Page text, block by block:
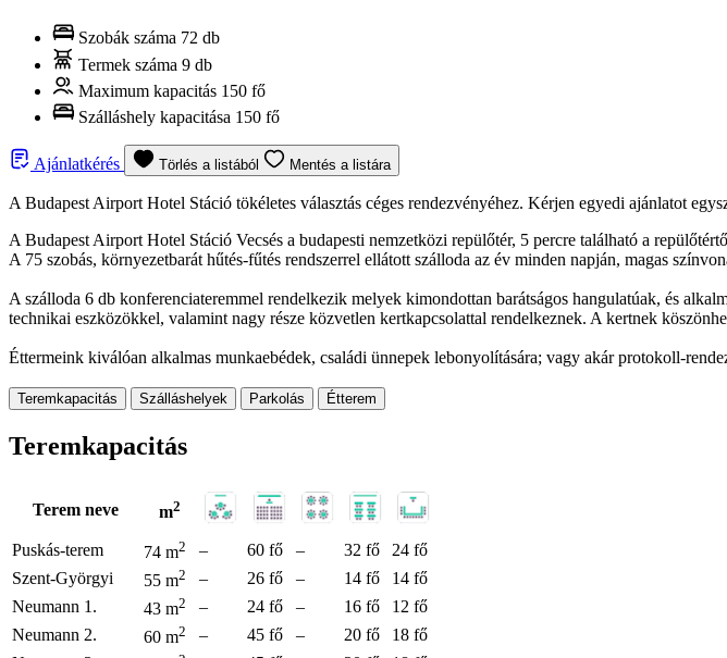
Szobák száma 72 db
Termek száma 9 db
Maximum kapacitás 150 fő
Szálláshely kapacitása 150 fő
Ajánlatkérés Törlés a listából Mentés a listára
A Budapest Airport Hotel Stáció tökéletes választás céges rendezvényéhez. Kérjen egyedi ajánlatot
A Budapest Airport Hotel Stáció Vecsés a budapesti nemzetközi repülőtér, 5 percre található a
A 75 szobás, környezetbarát hűtés-fűtés rendszerrel ellátott szálloda az év minden napján, magas
A szálloda 6 db konferenciateremmel rendelkezik melyek kimondottan barátságos hangulatúak, és
technikai eszközökkel, valamint nagy része közvetlen kertkapcsolattal rendelkeznek. A kertnek
Éttermeink kiválóan alkalmas munkaebédek, családi ünnepek lebonyolítására; vagy akár protokoll-
Teremkapacitás Szálláshelyek Parkolás Étterem
Teremkapacitás
Terem neve m2
Puskás-terem 74 m2 – 60 fő – 32 fő
24 fő
Szent-Györgyi
55 m2 – 26 fő – 14 fő
14 fő
Neumann 1.
43 m2 – 24 fő – 16 fő
12 fő
Neumann 2.
60 m2 – 45 fő – 20 fő
18 fő